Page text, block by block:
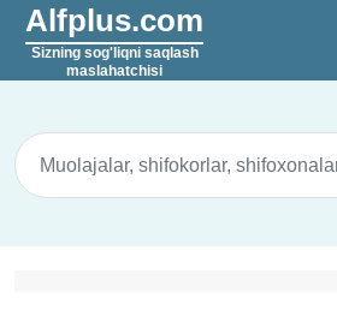
Alfplus.com
Sizning sog'liqni saqlash
maslahatchisi